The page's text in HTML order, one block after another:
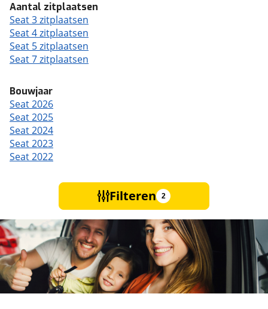
Aantal zitplaatsen
Seat 3 zitplaatsen
Seat 4 zitplaatsen
Seat 5 zitplaatsen
Seat 7 zitplaatsen
Bouwjaar
Seat 2026
Seat 2025
Seat 2024
Seat 2023
Seat 2022
Filteren 2